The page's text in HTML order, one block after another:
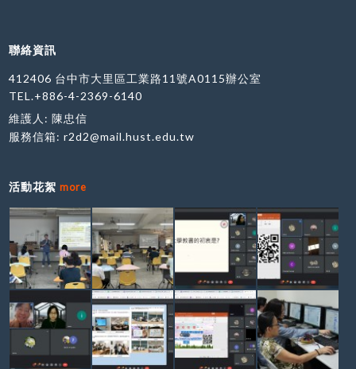
聯絡資訊
412406 台中市大里區工業路11號A0115辦公室
TEL.+886-4-2369-6140
維護人: 陳忠信
服務信箱:r2d2@mail.hust.edu.tw
活動花絮more